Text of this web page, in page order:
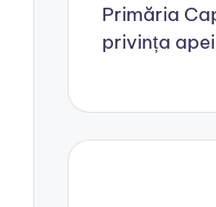
Primăria
privința